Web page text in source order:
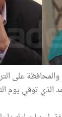
والمحافظة على
الذي توفي يوم